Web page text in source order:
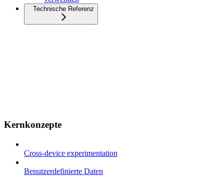
Technische Referenz
Kernkonzepte
Cross-device experimentation
Benutzerdefinierte Daten